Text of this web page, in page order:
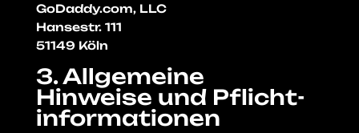
GoDaddy.com, LLC
Hansestr. 111
51149 Köln
3. Allgemeine
Hinweise und Pflicht­
informationen